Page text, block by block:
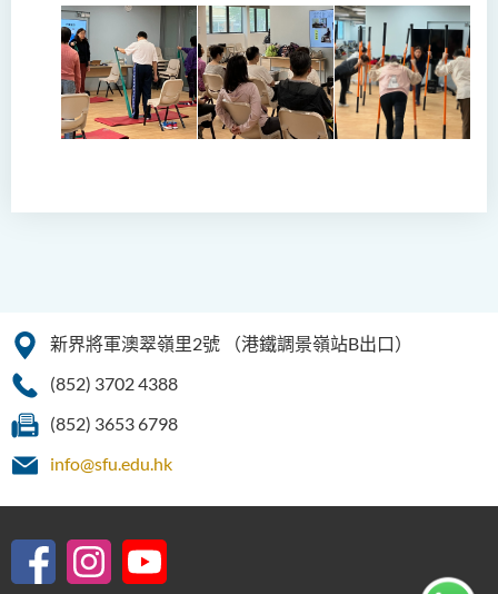
新界將軍澳翠嶺里2號
（港鐵調景嶺站B出口）
(852) 3702 4388
(852) 3653 6798
info@sfu.edu.hk